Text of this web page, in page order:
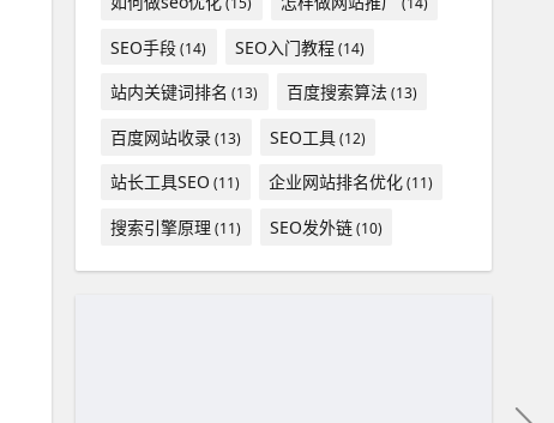
SEO手段(14) SEO入门教程(14)
站内关键词排名 (13) 百度搜索算法(13)
百度网站收录(13) SEO工具(12)
站长工具SEO (11) 企业网站排名优化(11)
搜索引擎原理 (11) SEO发外链(10)